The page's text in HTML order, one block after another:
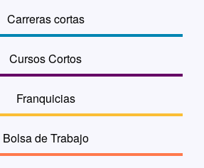
Carreras cortas
Cursos Cortos
Franquicias
Bolsa de Trabajo